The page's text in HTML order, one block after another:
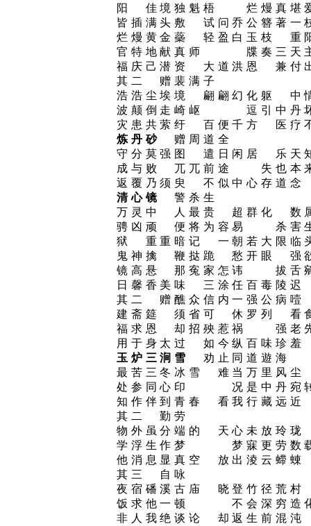
阳 佳境独魁梧 烂熳真堪
皆插满头敷 试问乔公簪著一
烂熳黄金蘂 轻盈白玉枝 重
官特地献真师 牒奏三天
福庆己潜资 大道洪恩 兼付
其二 赠裴满子
浩浩尘埃境 翩翩幻化躯 中
波颠倒走崎岖 逗引中丹
灾患共萦纡 百便千方 医疗
炼丹砂
赠周道全
守分莫强图 遣日闲居 乐天
成与败 兀兀前途 失也本
返覆乃须臾 不似中心存道
清心镜
警杀生
万灵中 人最贵 超群化 数
骋凶顽 便将为容易 杀害
狱 重重暗记 一朝若大限临
鬼神擒 鞭挞跪 愁开眼 强
镜高悬 那寃家怎讳 拔舌
日馨香美味 三涂任百毒陵
其二 赠醮众信内一强公病噎
建斋筵 须省可 休罗列 看
福求恩 却招殃惹祸 强老
用于身太过 如今纵百味珍
玉炉三涧雪
劝止同道遊海
最苦三冬冰雪 难当万里风
处参同心印 况是中丹宛
知作伴到青春 看我行藏远近
其二 勤劳
物外虽分端的 天心未放玲
学浮生作梦 梦寐更劳数
他消息显真空 放出淩云䗖蝀
其三 自咏
夜宿磻溪古庙 晓登竹径荒
饭求他一顿 不会深穷造
非人我绝谈论 却返生前混沌